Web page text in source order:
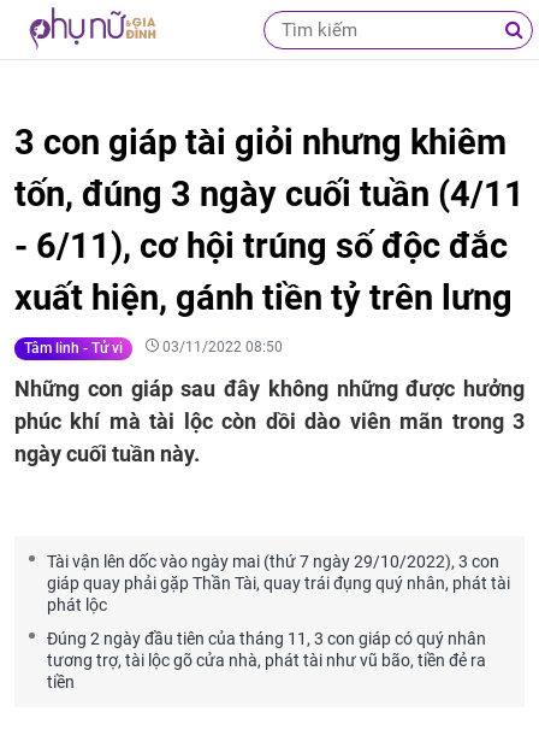
3 con giáp tài giỏi nhưng khiêm
tốn, đúng 3 ngày cuối tuần (4/11
- 6/11), cơ hội trúng số độc đắc
xuất hiện, gánh tiền tỷ trên lưng
Tâm linh - Tử vi 03/11/2022 08:50
Những con giáp sau đây không những được hưởng
phúc khí mà tài lộc còn dồi dào viên mãn trong 3
ngày cuối tuần này.
Tài vận lên dốc vào ngày mai (thứ 7 ngày 29/10/2022), 3 con
giáp quay phải gặp Thần Tài, quay trái đụng quý nhân, phát tài
phát lộc
Đúng 2 ngày đầu tiên của tháng 11, 3 con giáp có quý nhân
tương trợ, tài lộc gõ cửa nhà, phát tài như vũ bão, tiền đẻ ra
tiền